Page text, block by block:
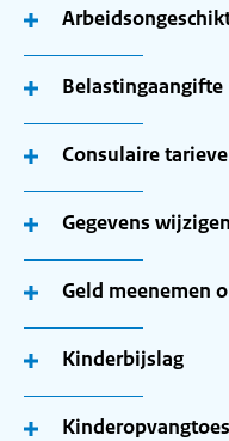
Belastingaangifte
Consulaire
Gegevens wijzigen
Geld meenemen
Kinderbijslag